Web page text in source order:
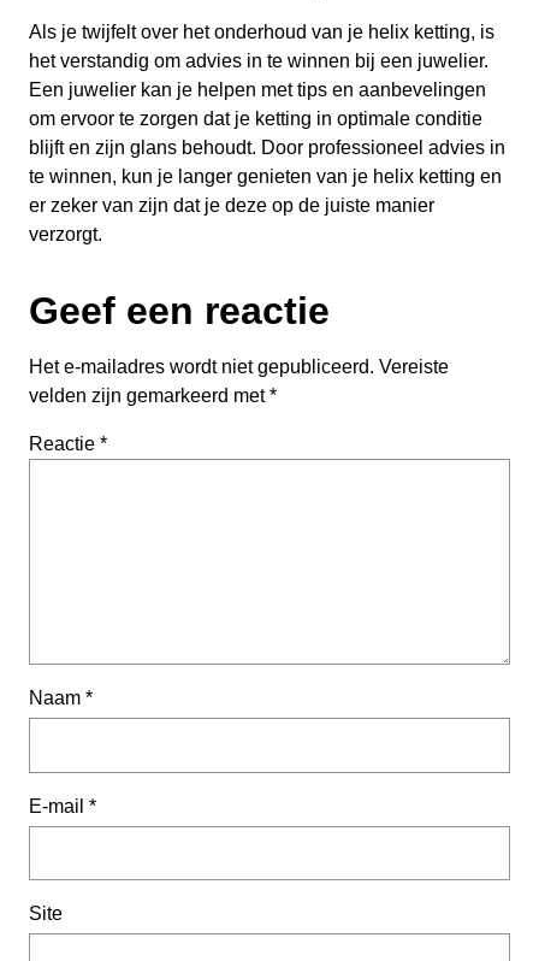
Als je twijfelt over het onderhoud van je helix ketting, is
het verstandig om advies in te winnen bij een juwelier.
Een juwelier kan je helpen met tips en aanbevelingen
om ervoor te zorgen dat je ketting in optimale conditie
blijft en zijn glans behoudt. Door professioneel advies in
te winnen, kun je langer genieten van je helix ketting en
er zeker van zijn dat je deze op de juiste manier
verzorgt.
Geef een reactie
Het e-mailadres wordt niet gepubliceerd. Vereiste
velden zijn gemarkeerd met*
Reactie *
Naam *
E-mail *
Site